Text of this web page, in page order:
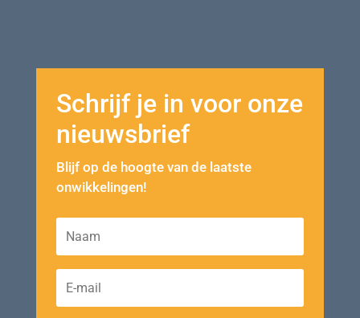
Schrijf je in voor onze
nieuwsbrief
Blijf op de hoogte van de laatste
onwikkelingen!